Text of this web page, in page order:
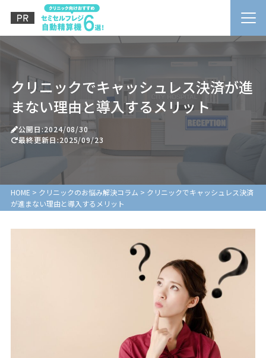
クリニックでキャッシュレス決済が進
まない理由と導入するメリット
公開日:2024/08/30
最終更新日:2025/09/23
HOME > クリニックのお悩み解決コラム > クリニックでキャッシュレス決済
が進まない理由と導入するメリット